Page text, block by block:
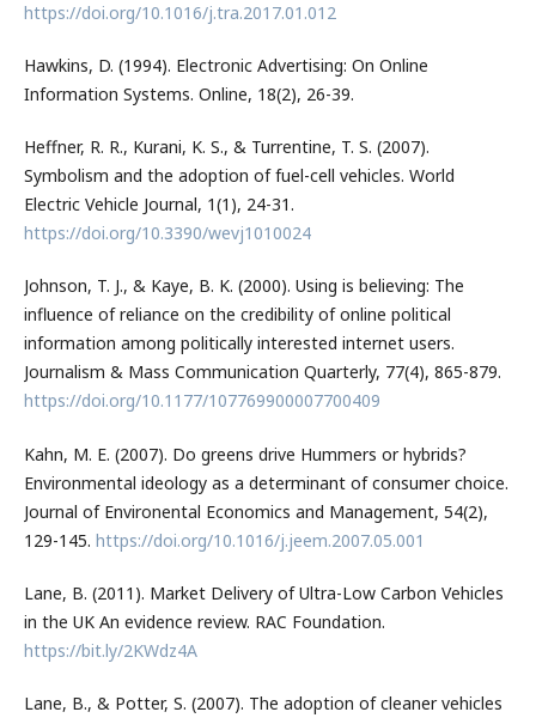
https://doi.org/10.1016/j.tra.2017.01.012
Hawkins, D. (1994). Electronic Advertising: On Online
Information Systems. Online, 18(2), 26-39.
Heffner, R. R., Kurani, K. S., & Turrentine, T. S. (2007).
Symbolism and the adoption of fuel-cell vehicles. World
Electric Vehicle Journal, 1(1), 24-31.
https://doi.org/10.3390/wevj1010024
Johnson, T. J., & Kaye, B. K. (2000). Using is believing: The
influence of reliance on the credibility of online political
information among politically interested internet users.
Journalism & Mass Communication Quarterly, 77(4), 865-879.
https://doi.org/10.1177/107769900007700409
Kahn, M. E. (2007). Do greens drive Hummers or hybrids?
Environmental ideology as a determinant of consumer choice.
Journal of Environental Economics and Management, 54(2),
129-145. https://doi.org/10.1016/j.jeem.2007.05.001
Lane, B. (2011). Market Delivery of Ultra-Low Carbon Vehicles
in the UK An evidence review. RAC Foundation.
https://bit.ly/2KWdz4A
Lane, B., & Potter, S. (2007). The adoption of cleaner vehicles